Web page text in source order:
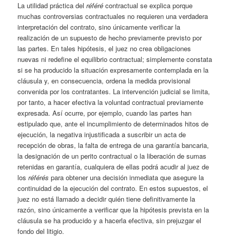
La utilidad práctica delréféré contractual se explica porque
muchas controversias contractuales no requieren una verdadera
interpretación del contrato, sino únicamente verificar la
realización de un supuesto de hecho previamente previsto por
las partes. En tales hipótesis, el juez no crea obligaciones
nuevas ni redefine el equilibrio contractual; simplemente constata
si se ha producido la situación expresamente contemplada en la
cláusula y, en consecuencia, ordena la medida provisional
convenida por los contratantes. La intervención judicial se limita,
por tanto, a hacer efectiva la voluntad contractual previamente
expresada. Así ocurre, por ejemplo, cuando las partes han
estipulado que, ante el incumplimiento de determinados hitos de
ejecución, la negativa injustificada a suscribir un acta de
recepción de obras, la falta de entrega de una garantía bancaria,
la designación de un perito contractual o la liberación de sumas
retenidas en garantía, cualquiera de ellas podrá acudir al juez de
losréférés para obtener una decisión inmediata que asegure la
continuidad de la ejecución del contrato. En estos supuestos, el
juez no está llamado a decidir quién tiene definitivamente la
razón, sino únicamente a verificar que la hipótesis prevista en la
cláusula se ha producido y a hacerla efectiva, sin prejuzgar el
fondo del litigio.